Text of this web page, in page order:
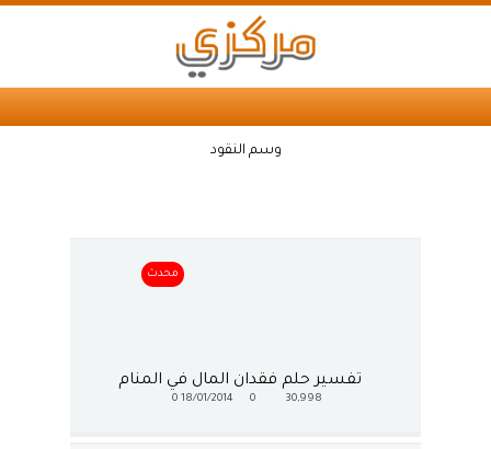
وسم النقود
محدث
تفسير حلم فقدان المال في المنام
30,998
0
18/01/2014
0